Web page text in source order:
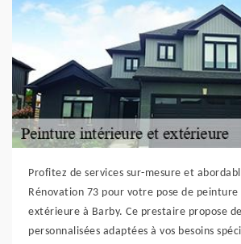
Profitez de services sur-mesure et
Rénovation 73 pour votre pose de
extérieure à Barby. Ce prestaire propose
personnalisées adaptées à vos besoins